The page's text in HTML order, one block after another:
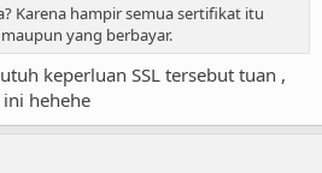
Karena hampir semua sertifikat itu
yang berbayar.
keperluan SSL tersebut tuan ,
hehehe